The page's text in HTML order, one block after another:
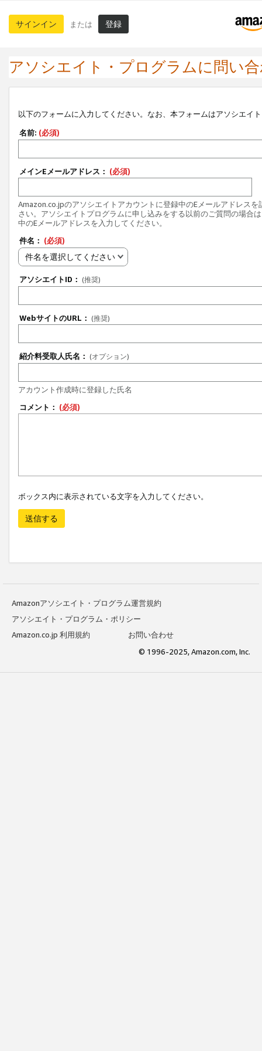
サインイン または 登録
アソシエイト・プログラムに問い
以下のフォームに入力してください。なお、本フォームはアソシエイ
名前: (必須)
メインEメールアドレス： (必須)
Amazon.co.jpのアソシエイトアカウントに登録中のEメールアドレスを
さい。アソシエイトプログラムに申し込みをする以前のご質問の場合
中のEメールアドレスを入力してください。
件名： (必須)
件名を選択してください
アソシエイトID： (推奨)
WebサイトのURL： (推奨)
紹介料受取人氏名： (オプション)
アカウント作成時に登録した氏名
コメント： (必須)
ボックス内に表示されている文字を入力してください。
送信する
Amazonアソシエイト・プログラム運営規約
アソシエイト・プログラム・ポリシー
Amazon.co.jp 利用規約
お問い合わせ
© 1996-2025, Amazon.com, Inc.